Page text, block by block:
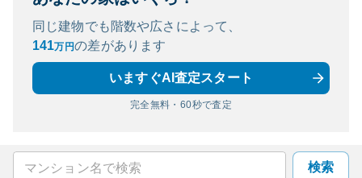
同じ建物でも階数や広さによって、
141万円の差があります
いますぐAI査定スタート
完全無料・60秒で査定
検索